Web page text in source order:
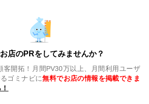
店のPRをしてみませんか？
客開拓！月間PV30万以上、月間利用ユーザ
ゴミナビに無料でお店の情報を掲載できま